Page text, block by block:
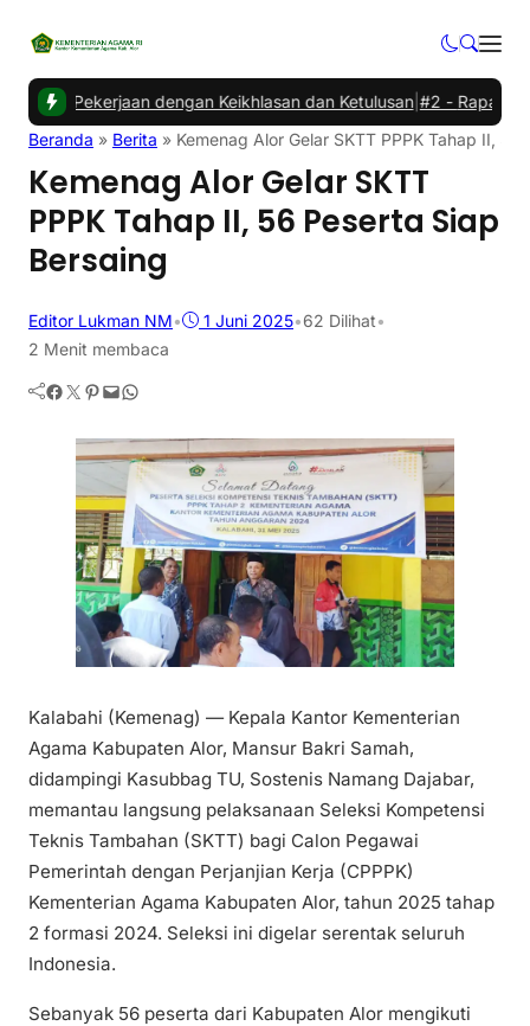
Pekerjaan dengan Keikhlasan dan Ketulusan|#2 -Rapat
Beranda » Berita » Kemenag Alor Gelar SKTT PPPK Tahap II,
Kemenag Alor Gelar SKTT
PPPK Tahap II, 56 Peserta Siap
Bersaing
Editor Lukman NM• 1 Juni 2025•62 Dilihat•
2 Menit membaca
Facebook Twitter Pinterest Mail WhatsApp
Kalabahi (Kemenag) — Kepala Kantor Kementerian
Agama Kabupaten Alor, Mansur Bakri Samah,
didampingi Kasubbag TU, Sostenis Namang Dajabar,
memantau langsung pelaksanaan Seleksi Kompetensi
Teknis Tambahan (SKTT) bagi Calon Pegawai
Pemerintah dengan Perjanjian Kerja (CPPPK)
Kementerian Agama Kabupaten Alor, tahun 2025 tahap
2 formasi 2024. Seleksi ini digelar serentak seluruh
Indonesia.
Sebanyak 56 peserta dari Kabupaten Alor mengikuti